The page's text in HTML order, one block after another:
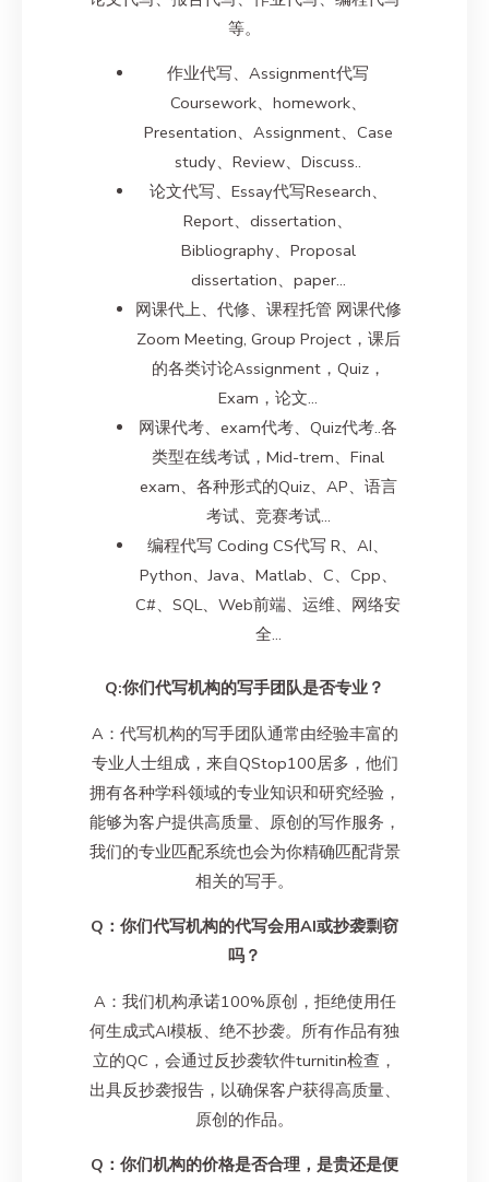
等。
作业代写、Assignment代写
Coursework、homework、
Presentation、Assignment、Case
study、Review、Discuss..
论文代写、Essay代写Research、
Report、dissertation、
Bibliography、Proposal
dissertation、paper…
网课代上、代修、课程托管 网课代修
Zoom Meeting, Group Project，课后
的各类讨论Assignment，Quiz，
Exam，论文…
网课代考、exam代考、Quiz代考..各
类型在线考试，Mid-trem、Final
exam、各种形式的Quiz、AP、语言
考试、竞赛考试…
编程代写 Coding CS代写 R、AI、
Python、Java、Matlab、C、Cpp、
C#、SQL、Web前端、运维、网络安
全…
Q:你们代写机构的写手团队是否专业？
A：代写机构的写手团队通常由经验丰富的
专业人士组成，来自QStop100居多，他们
拥有各种学科领域的专业知识和研究经验，
能够为客户提供高质量、原创的写作服务，
我们的专业匹配系统也会为你精确匹配背景
相关的写手。
Q：你们代写机构的代写会用AI或抄袭剽窃
吗？
A：我们机构承诺100%原创，拒绝使用任
何生成式AI模板、绝不抄袭。所有作品有独
立的QC，会通过反抄袭软件turnitin检查，
出具反抄袭报告，以确保客户获得高质量、
原创的作品。
Q：你们机构的价格是否合理，是贵还是便